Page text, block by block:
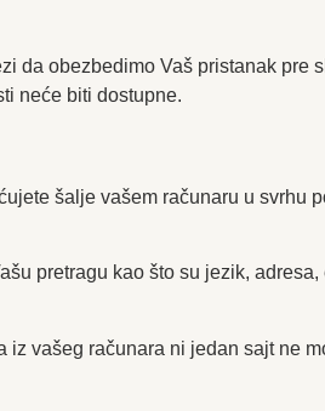
da obezbedimo Vaš pristanak
neće biti dostupne.
šalje vašem računaru u svrhu
pretragu kao što su jezik,
vašeg računara ni jedan sajt ne